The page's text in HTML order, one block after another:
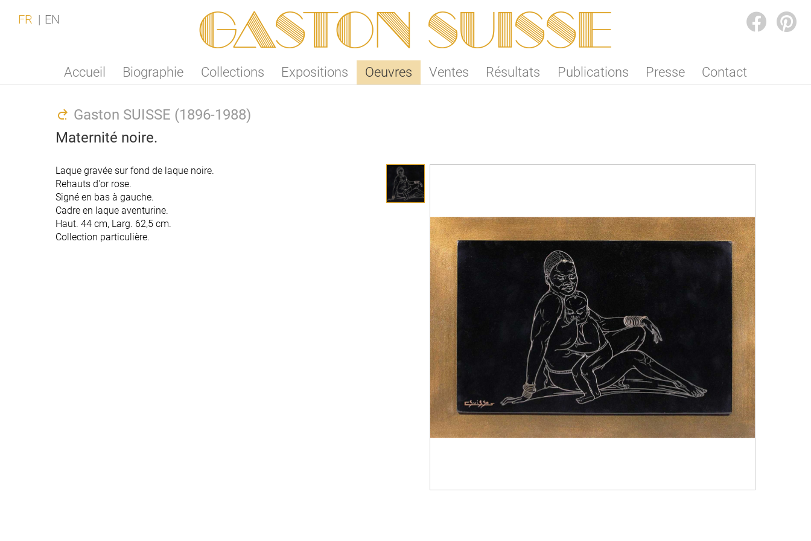
Gaston SUISSE
Accueil Biographie Collections Expositions Oeuvres Ventes Résultats Publications Presse Contact
FR EN
Gaston SUISSE (1896-1988)
Maternité noire.
Laque gravée sur fond de laque noire.
Rehauts d'or rose.
Signé en bas à gauche.
Cadre en laque aventurine.
Haut. 44 cm, Larg. 62,5 cm.
Collection particulière.
Laque gravée sur fond de laque noire.
Rehauts d'or rose.
Signé en bas à gauche.
Cadre en laque aventurine.
Haut. 44 cm, Larg. 62,5 cm.
Collection particulière.